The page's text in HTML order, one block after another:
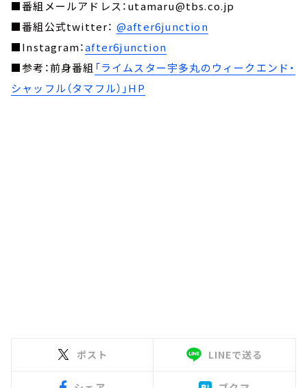
■番組メールアドレス：utamaru@tbs.co.jp
■番組公式twitter： @after6junction
■Instagram：after6junction
■参考：前身番組 「ライムスター宇多丸のウィークエンド・
シャッフル（タマフル）」HP
ポスト LINEで送る